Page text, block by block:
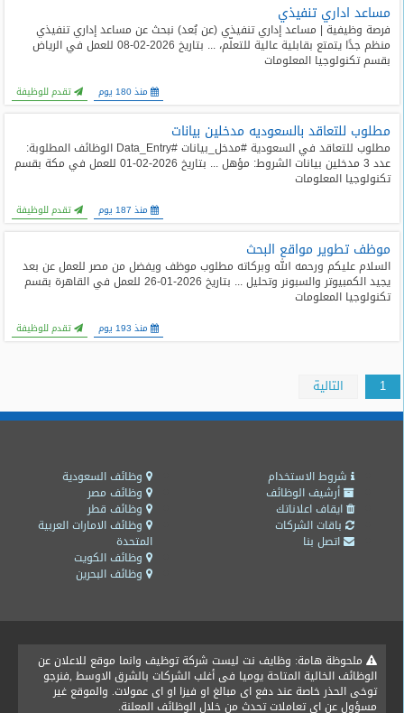
مساعد اداري تنفيذي
فرصة وظيفية | مساعد إداري تنفيذي (عن بُعد) نبحث عن مساعد إداري تنفيذي
منظم جدًا يتمتع بقابلية عالية للتعلّم، ... بتاريخ 2026-02-08 للعمل في الرياض
بقسم تكنولوجيا المعلومات
منذ 180 يوم تقدم للوظيفة
مطلوب للتعاقد بالسعوديه مدخلين بيانات
مطلوب للتعاقد في السعودية #مدخل_بيانات #Data_Entry الوظائف المطلوبة: ️
عدد 3 مدخلين بيانات الشروط: مؤهل ... بتاريخ 2026-02-01 للعمل في مكة بقسم
تكنولوجيا المعلومات
منذ 187 يوم تقدم للوظيفة
موظف تطوير مواقع البحث
السلام عليكم ورحمه الله وبركاته مطلوب موظف ويفضل من مصر للعمل عن بعد
يجيد الكمبيوتر والسبونر وتحليل ... بتاريخ 2026-01-26 للعمل في القاهرة بقسم
تكنولوجيا المعلومات
منذ 193 يوم تقدم للوظيفة
1 التالية
وظائف السعودية
وظائف مصر
وظائف قطر
وظائف الامارات العربية
المتحدة
وظائف الكويت
وظائف البحرين
شروط الاستخدام
أرشيف الوظائف
ايقاف اعلاناتك
باقات الشركات
اتصل بنا
ملحوظة هامة: وظايف نت ليست شركة توظيف وانما موقع للاعلان عن
الوظائف الخالية المتاحة يوميا فى أغلب الشركات بالشرق الاوسط ,فنرجو
توخى الحذر خاصة عند دفع اى مبالغ او فيزا او اى عمولات. والموقع غير
مسؤول عن اى تعاملات تحدث من خلال الوظائف المعلنة.